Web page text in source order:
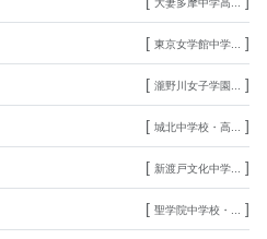
[ 東京女学館中学... ]
[ 瀧野川女子学園... ]
[ 城北中学校・高... ]
[ 新渡戸文化中学... ]
[ 聖学院中学校・... ]